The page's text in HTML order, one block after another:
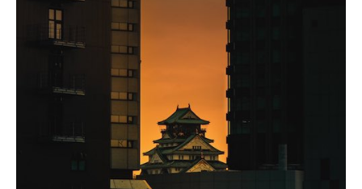
マーケ×ITの今がよく分かる
ITエンジニア向け専門サイト
企業向けIT製品の総合サイト
IT製品の技術・比較・事例
製造業のIT導入・活用を支援